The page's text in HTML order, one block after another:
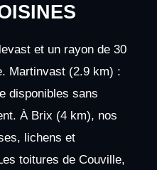
et un rayon de 30
Martinvast (2.9 km) :
disponibles sans
À Brix (4 km), nos
lichens et
toitures de Couville,